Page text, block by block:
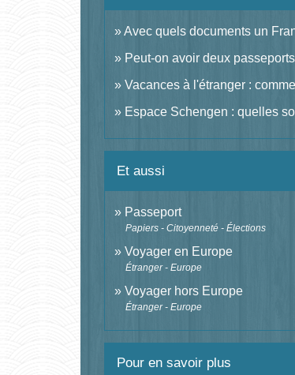
Avec quels documents un
Peut-on avoir deux
Vacances à l'étranger :
Espace Schengen : quelles
Et aussi
Passeport
Papiers - Citoyenneté - Élections
Voyager en Europe
Étranger - Europe
Voyager hors Europe
Étranger - Europe
Pour en savoir plus